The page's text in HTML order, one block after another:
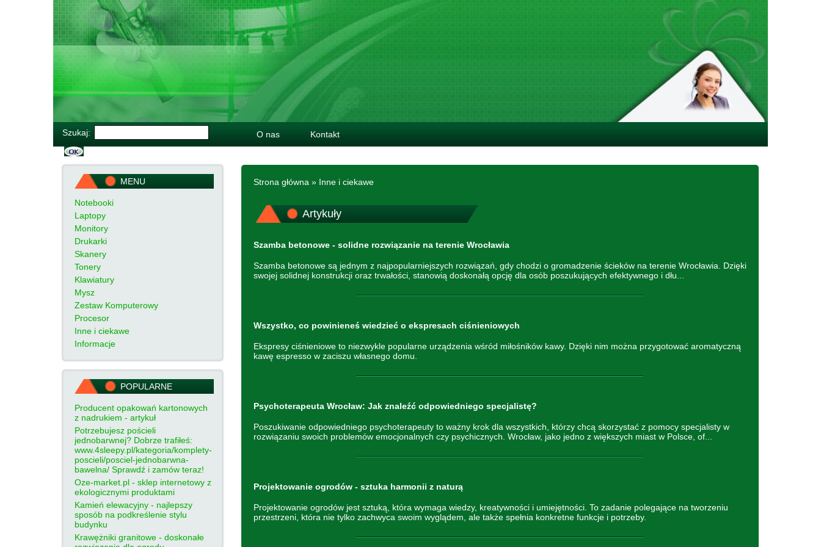
Szukaj: O nas Kontakt
MENU
Notebooki
Laptopy
Monitory
Drukarki
Skanery
Tonery
Klawiatury
Mysz
Zestaw Komputerowy
Procesor
Inne i ciekawe
Informacje
POPULARNE
Producent opakowań kartonowych
z nadrukiem - artykuł
Potrzebujesz pościeli
jednobarwnej? Dobrze trafiłeś:
www.4sleepy.pl/kategoria/komplety-
poscieli/posciel-jednobarwna-
bawelna/ Sprawdź i zamów teraz!
Oze-market.pl - sklep internetowy z
ekologicznymi produktami
Kamień elewacyjny - najlepszy
sposób na podkreślenie stylu
budynku
Krawężniki granitowe - doskonałe
Strona główna » Inne i ciekawe
Artykuły
Szamba betonowe - solidne rozwiązanie na terenie Wrocławia
Szamba betonowe są jednym z najpopularniejszych rozwiązań, gdy chodzi o gromadzenie ścieków na terenie Wrocławia. Dzięki
swojej solidnej konstrukcji oraz trwałości, stanowią doskonałą opcję dla osób poszukujących efektywnego i dłu...
Wszystko, co powinieneś wiedzieć o ekspresach ciśnieniowych
Ekspresy ciśnieniowe to niezwykle popularne urządzenia wśród miłośników kawy. Dzięki nim można przygotować aromatyczną
kawę espresso w zaciszu własnego domu.
Psychoterapeuta Wrocław: Jak znaleźć odpowiedniego specjalistę?
Poszukiwanie odpowiedniego psychoterapeuty to ważny krok dla wszystkich, którzy chcą skorzystać z pomocy specjalisty w
rozwiązaniu swoich problemów emocjonalnych czy psychicznych. Wrocław, jako jedno z większych miast w Polsce, of...
Projektowanie ogrodów - sztuka harmonii z naturą
Projektowanie ogrodów jest sztuką, która wymaga wiedzy, kreatywności i umiejętności. To zadanie polegające na tworzeniu
przestrzeni, która nie tylko zachwyca swoim wyglądem, ale także spełnia konkretne funkcje i potrzeby.